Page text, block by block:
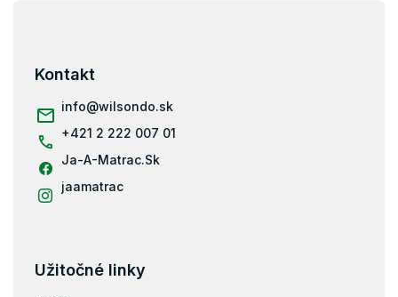
Matrace 80x184
Matrace 80x190
Matrace 90x190
Kontakt
info@wilsondo.sk
+421 2 222 007 01
Ja-A-Matrac.Sk
jaamatrac
Užitočné linky